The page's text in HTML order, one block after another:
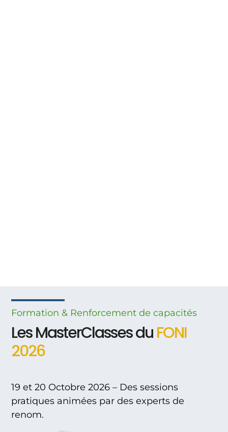
Formation & Renforcementde capacités
Les MasterClasses duFONI
2026
19 et 20 Octobre 2026 – Des sessions
pratiques animées par des experts de
renom.